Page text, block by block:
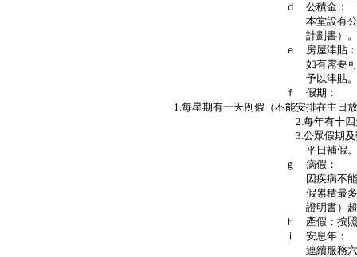
ｄ 公積金：
本堂設有公積金制度（
計劃書）。
ｅ 房屋津貼：
如有需要可考慮以舊堂
予以津貼。
ｆ 假期：
1.每星期有一天例假（不能安排在主日
2.每年有十四天年
3.公眾假期及勞工假期照
平日補假。
ｇ 病假：
因疾病不能復職者，每
假累積最多120日，病假
證明書）超過120
ｈ 產假：按照香港之
ｉ 安息年：
連續服務六年，第七年為